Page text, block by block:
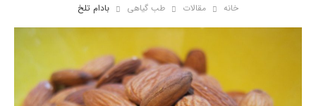
خانه مقالات طب گیاهی بادام تلخ